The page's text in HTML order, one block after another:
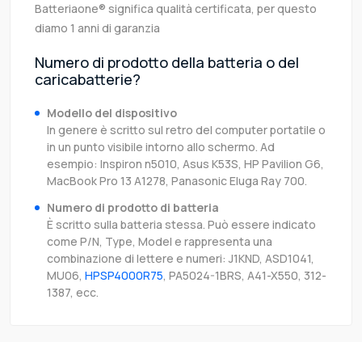
Batteriaone® significa qualità certificata, per questo
diamo 1 anni di garanzia
Numero di prodotto della batteria o del
caricabatterie?
Modello del dispositivo
In genere è scritto sul retro del computer portatile o
in un punto visibile intorno allo schermo. Ad
esempio: Inspiron n5010, Asus K53S, HP Pavilion G6,
MacBook Pro 13 A1278, Panasonic Eluga Ray 700.
Numero di prodotto di batteria
È scritto sulla batteria stessa. Può essere indicato
come P/N, Type, Model e rappresenta una
combinazione di lettere e numeri: J1KND, ASD1041,
MU06, HPSP4000R75, PA5024-1BRS, A41-X550, 312-
1387, ecc.